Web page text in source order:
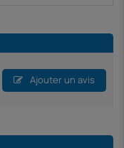
Ajouter un avis